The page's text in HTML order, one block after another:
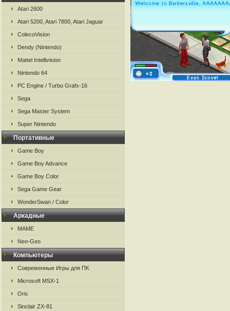
Atari 2600
Atari 5200, Atari 7800, Atari Jaguar
ColecoVision
Dendy (Nintendo)
Mattel Intellivision
Nintendo 64
PC Engine / Turbo Grafx-16
Sega
Sega Master System
Super Nintendo
Портативные
Game Boy
Game Boy Advance
Game Boy Color
Sega Game Gear
WonderSwan / Color
Аркадные
MAME
Neo-Geo
Компьютеры
Современные Игры для ПК
Microsoft MSX-1
Oric
Sinclair ZX-81